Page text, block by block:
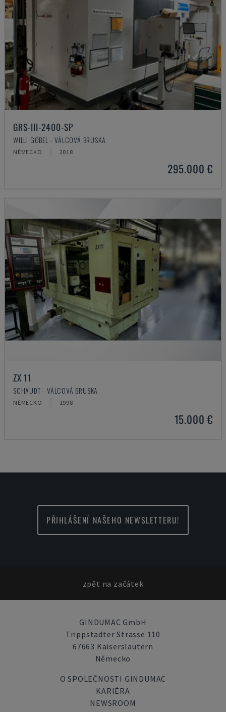
GRS-III-2400-SP
WILLI GÖBEL - VÁLCOVÁ BRUSKA
NĚMECKO 2018
295.000 €
ZX 11
SCHAUDT - VÁLCOVÁ BRUSKA
NĚMECKO 1998
15.000 €
PŘIHLÁŠENÍ NAŠEHO NEWSLETTERU!
zpět na začátek
GINDUMAC GmbH
Trippstadter Strasse 110
67663 Kaiserslautern
Německo
O SPOLEČNOSTI GINDUMAC
KARIÉRA
NEWSROOM